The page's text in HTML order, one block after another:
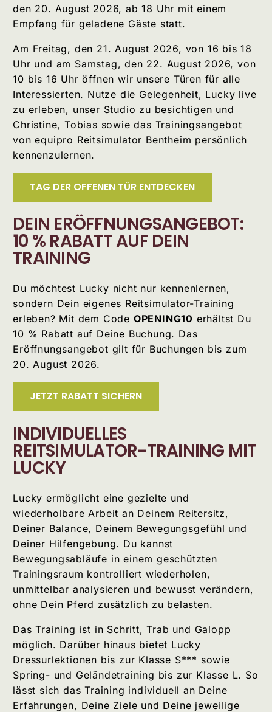
den 20. August 2026, ab 18 Uhr mit einem
Empfang für geladene Gäste statt.
Am Freitag, den 21. August 2026, von 16 bis 18
Uhr und am Samstag, den 22. August 2026, von
10 bis 16 Uhr öffnen wir unsere Türen für alle
Interessierten. Nutze die Gelegenheit, Lucky live
zu erleben, unser Studio zu besichtigen und
Christine, Tobias sowie das Trainingsangebot
von equipro Reitsimulator Bentheim persönlich
kennenzulernen.
TAG DER OFFENEN TÜR ENTDECKEN
DEIN ERÖFFNUNGSANGEBOT:
10 % RABATT AUF DEIN
TRAINING
Du möchtest Lucky nicht nur kennenlernen,
sondern Dein eigenes Reitsimulator-Training
erleben? Mit dem Code OPENING10 erhältst Du
10 % Rabatt auf Deine Buchung. Das
Eröffnungsangebot gilt für Buchungen bis zum
20. August 2026.
JETZT RABATT SICHERN
INDIVIDUELLES
REITSIMULATOR-TRAINING MIT
LUCKY
Lucky ermöglicht eine gezielte und
wiederholbare Arbeit an Deinem Reitersitz,
Deiner Balance, Deinem Bewegungsgefühl und
Deiner Hilfengebung. Du kannst
Bewegungsabläufe in einem geschützten
Trainingsraum kontrolliert wiederholen,
unmittelbar analysieren und bewusst verändern,
ohne Dein Pferd zusätzlich zu belasten.
Das Training ist in Schritt, Trab und Galopp
möglich. Darüber hinaus bietet Lucky
Dressurlektionen bis zur Klasse S*** sowie
Spring- und Geländetraining bis zur Klasse L. So
lässt sich das Training individuell an Deine
Erfahrungen, Deine Ziele und Deine jeweilige